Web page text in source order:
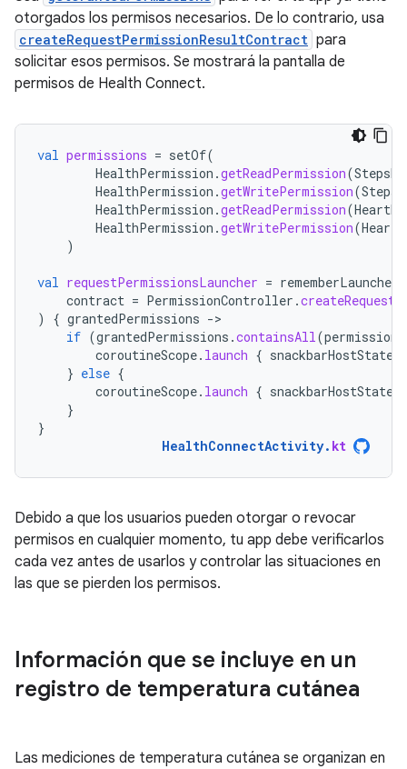
otorgados los permisos necesarios. De lo contrario, usa
createRequestPermissionResultContract para
solicitar esos permisos. Se mostrará la pantalla de
permisos de Health Connect.
val permissions = setOf(
HealthPermission .getReadPermission(
HealthPermission .getWritePermission(
HealthPermission .getReadPermission(
HealthPermission .getWritePermission(
)
val requestPermissionsLauncher =
contract = PermissionController .
)
{ grantedPermissions -
if (grantedPermissions .containsAll(permissions
coroutineScope. launch { snackbarHostState
} else {
coroutineScope. launch { snackbarHostState
}
}
HealthConnectActivity. kt
Debido a que los usuarios pueden otorgar o revocar
permisos en cualquier momento, tu app debe verificarlos
cada vez antes de usarlos y controlar las situaciones en
las que se pierden los permisos.
Información que se incluye en un
registro de temperatura cutánea
Las mediciones de temperatura cutánea se organizan en